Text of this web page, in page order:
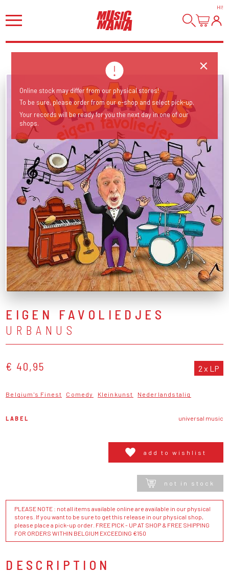
HI!
EIGEN FAVOLIEDJES
URBANUS
€ 40,95 2 x LP
Belgium's Finest Comedy Kleinkunst Nederlandstalig
LABEL universal music
add to wishlist
not in stock
PLEASE NOTE : not all items available online are available in our physical
stores. If you want to be sure to get this release in our physical shop,
please place a pick-up order. FREE PICK - UP AT SHOP & FREE SHIPPING
FOR ORDERS WITHIN BELGIUM EXCEEDING €150
DESCRIPTION
Online stock may differ from our physical stores!
To be sure, please order from our e-shop and select pick-up.
Your records will be ready for you the next day in one of our
shops.